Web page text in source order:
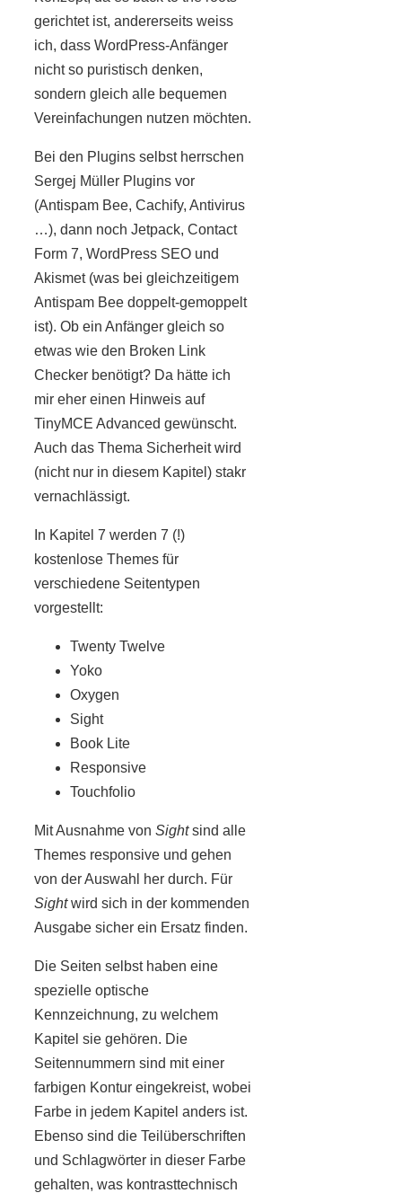
gerichtet ist, andererseits weiss
ich, dass WordPress-Anfänger
nicht so puristisch denken,
sondern gleich alle bequemen
Vereinfachungen nutzen möchten.
Bei den Plugins selbst herrschen
Sergej Müller Plugins vor
(Antispam Bee, Cachify, Antivirus
…), dann noch Jetpack, Contact
Form 7, WordPress SEO und
Akismet (was bei gleichzeitigem
Antispam Bee doppelt-gemoppelt
ist). Ob ein Anfänger gleich so
etwas wie den Broken Link
Checker benötigt? Da hätte ich
mir eher einen Hinweis auf
TinyMCE Advanced gewünscht.
Auch das Thema Sicherheit wird
(nicht nur in diesem Kapitel) stakr
vernachlässigt.
In Kapitel 7 werden 7 (!)
kostenlose Themes für
verschiedene Seitentypen
vorgestellt:
Twenty Twelve
Yoko
Oxygen
Sight
Book Lite
Responsive
Touchfolio
Mit Ausnahme von Sightsind alle
Themes responsive und gehen
von der Auswahl her durch. Für
Sightwird sich in der kommenden
Ausgabe sicher ein Ersatz finden.
Die Seiten selbst haben eine
spezielle optische
Kennzeichnung, zu welchem
Kapitel sie gehören. Die
Seitennummern sind mit einer
farbigen Kontur eingekreist, wobei
Farbe in jedem Kapitel anders ist.
Ebenso sind die Teilüberschriften
und Schlagwörter in dieser Farbe
gehalten, was kontrasttechnisch